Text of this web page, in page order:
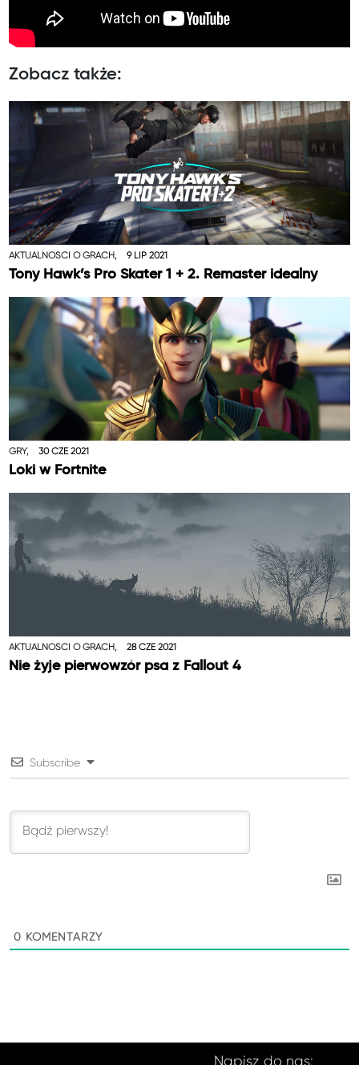
Zobacz także:
AKTUALNOŚCI O GRACH, 9 LIP 2021
Tony Hawk’s Pro Skater 1 + 2. Remaster idealny
GRY, 30 CZE 2021
Loki w Fortnite
AKTUALNOŚCI O GRACH, 28 CZE 2021
Nie żyje pierwowzór psa z Fallout 4
Subscribe
0 KOMENTARZY
Napisz do nas: